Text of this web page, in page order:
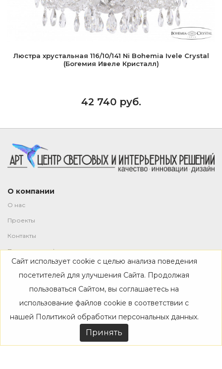
Люстра хрустальная 116/10/141 Ni Bohemia Ivele Crystal
(Богемия Ивеле Кристалл)
42 740 руб.
О компании
О нас
Проекты
Контакты
Политика конфиденциальности
Магазин
Каталог
Дизайнерам
Акции
Сайт использует cookie с целью анализа поведения
посетителей для улучшения Сайта. Продолжая
пользоваться Сайтом, вы соглашаетесь на
использование файлов cookie в соответствии с
нашей Политикой обработки персональных данных.
Принять